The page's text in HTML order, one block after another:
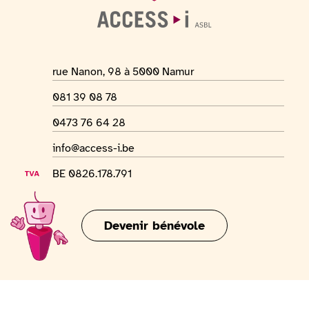
Adresse du lieu
rue Nanon, 98 à 5000 Namur
Numéro de téléphone
081 39 08 78
Numéro Whatsapp
0473 76 64 28
Adresse mail
info@access-i.be
Numéro de TVA
BE 0826.178.791
Devenir bénévole